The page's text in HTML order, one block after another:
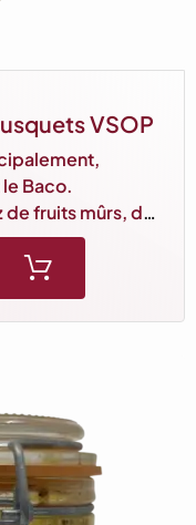
VSOP
Baco.
de fruits mûrs, de
et délicate. Un
digestif ou en